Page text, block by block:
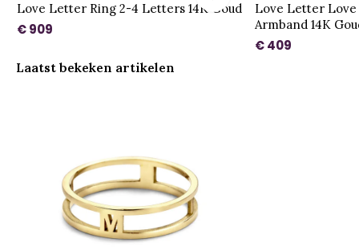
Love Letter Ring 2-4 Letters 14K Goud
€ 909
Love Letter
Armband 14K
€ 409
Laatst bekeken artikelen